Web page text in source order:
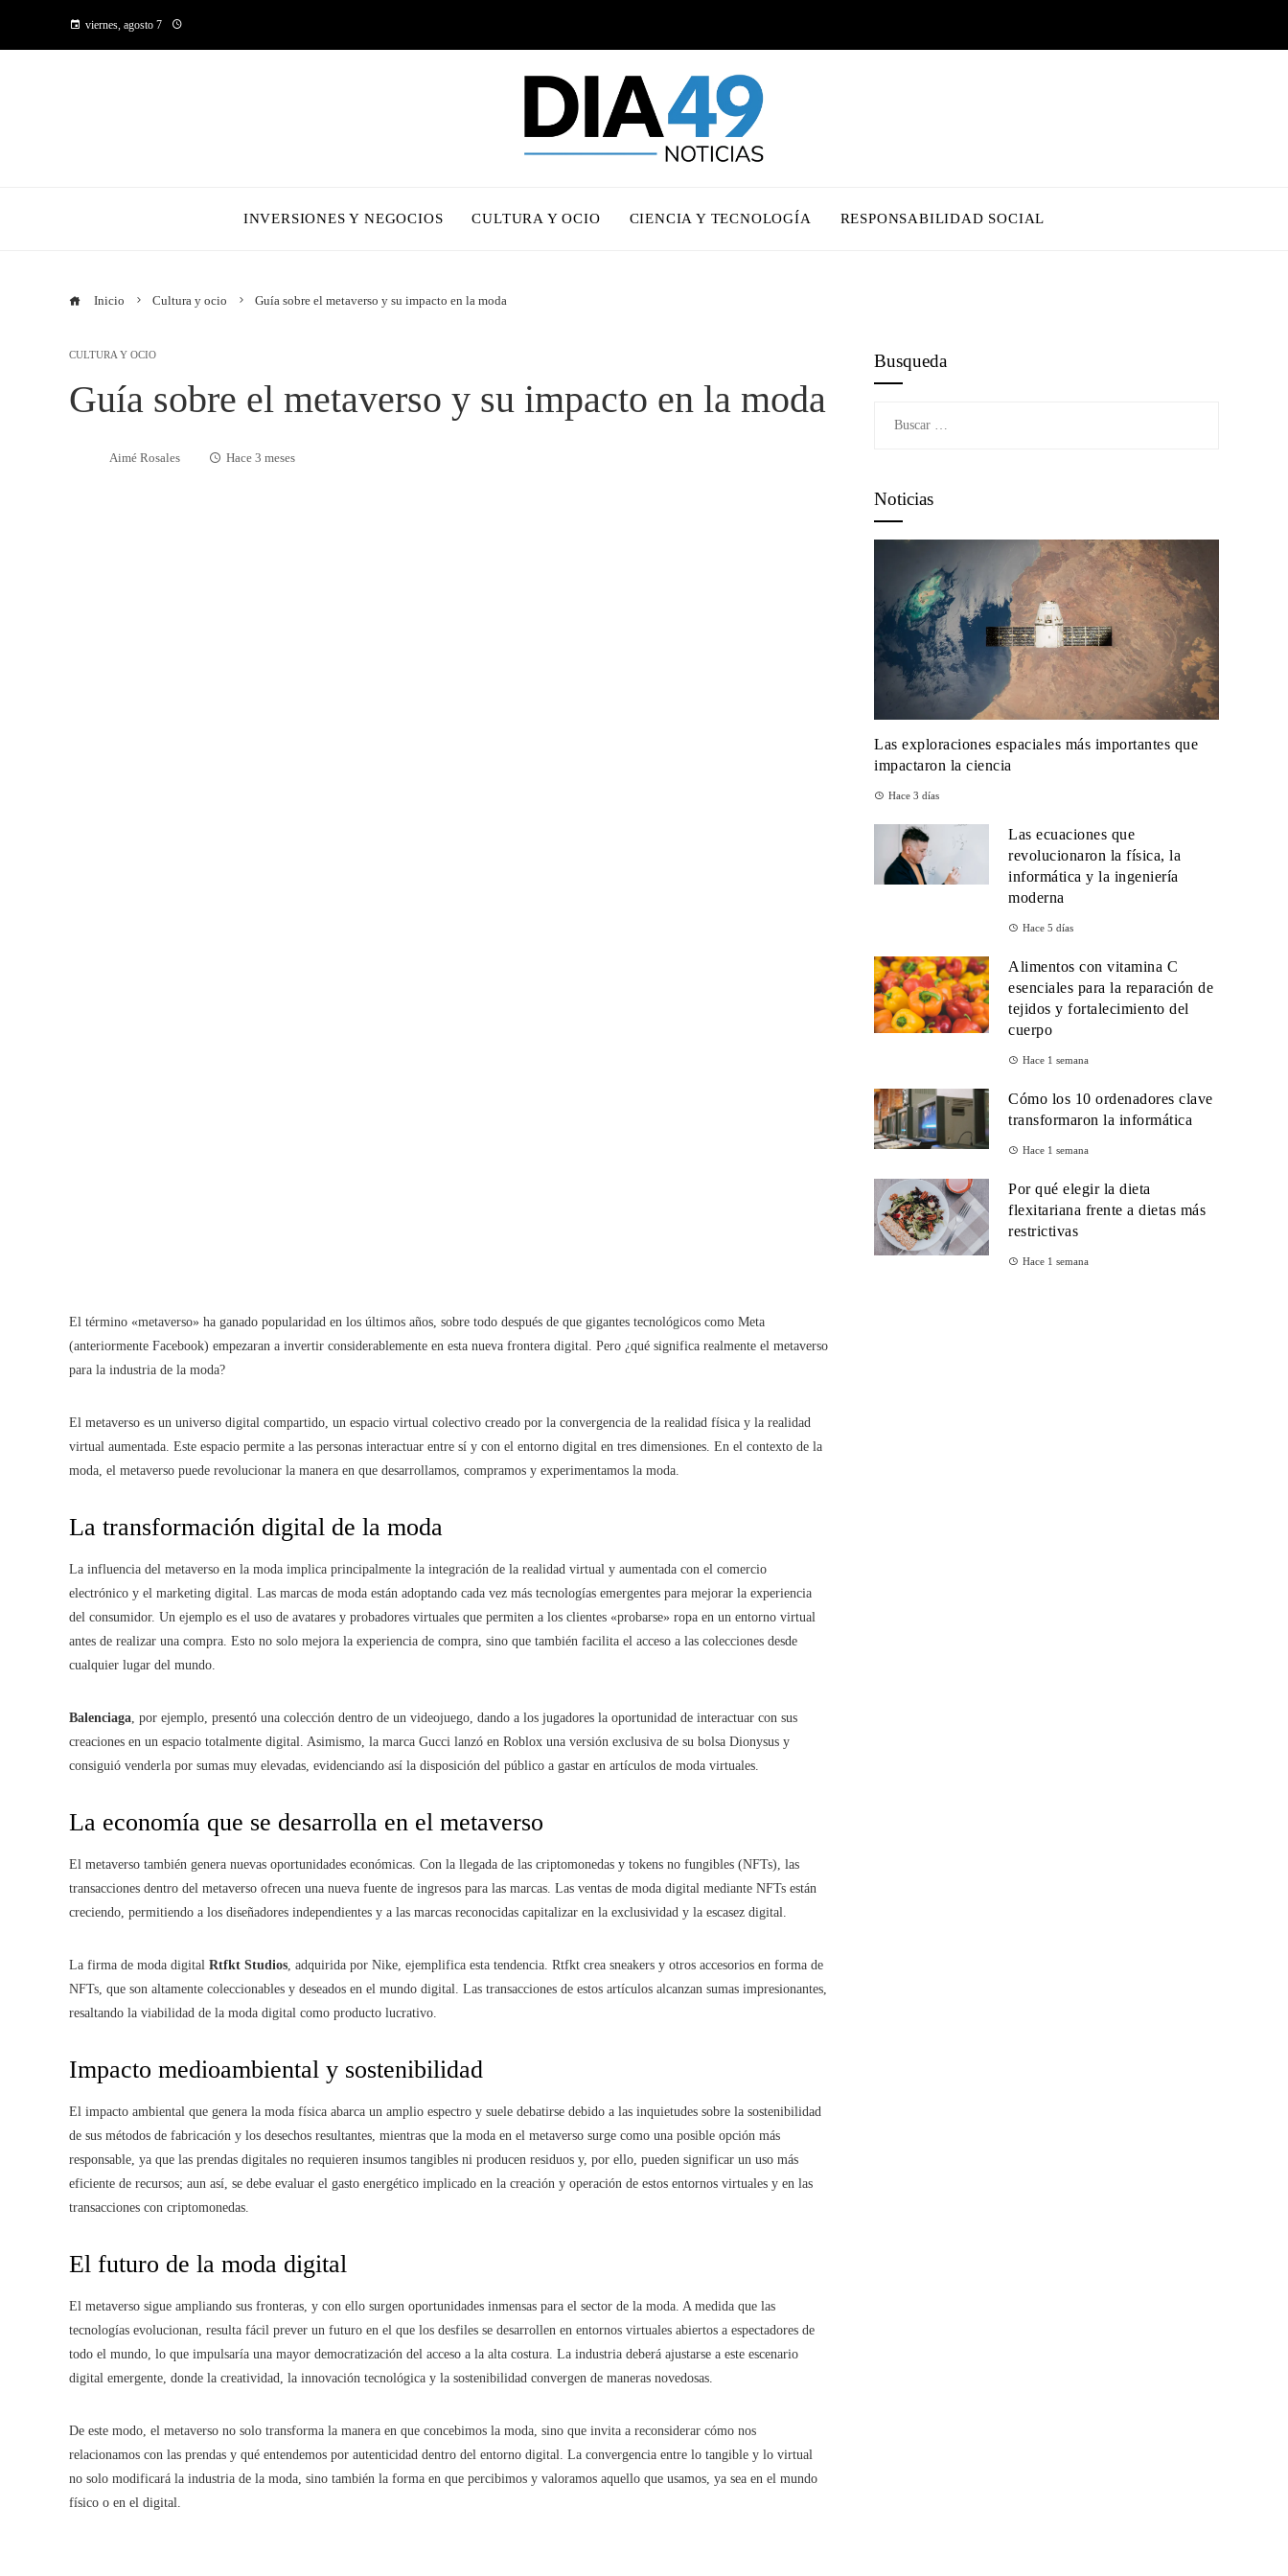
viernes, agosto 7
INVERSIONES Y NEGOCIOS CULTURA Y OCIO CIENCIA Y TECNOLOGÍA RESPONSABILIDAD SOCIAL
Inicio Cultura y ocio Guía sobre el metaverso y su impacto en la moda
CULTURA Y OCIO
Guía sobre el metaverso y su impacto en la moda
Aimé Rosales Hace 3 meses
El término «metaverso» ha ganado popularidad en los últimos años, sobre todo después de que gigantes tecnológicos como Meta
(anteriormente Facebook) empezaran a invertir considerablemente en esta nueva frontera digital. Pero ¿qué significa realmente el metaverso
para la industria de la moda?
El metaverso es un universo digital compartido, un espacio virtual colectivo creado por la convergencia de la realidad física y la realidad
virtual aumentada. Este espacio permite a las personas interactuar entre sí y con el entorno digital en tres dimensiones. En el contexto de la
moda, el metaverso puede revolucionar la manera en que desarrollamos, compramos y experimentamos la moda.
La transformación digital de la moda
La influencia del metaverso en la moda implica principalmente la integración de la realidad virtual y aumentada con el comercio
electrónico y el marketing digital. Las marcas de moda están adoptando cada vez más tecnologías emergentes para mejorar la experiencia
del consumidor. Un ejemplo es el uso de avatares y probadores virtuales que permiten a los clientes «probarse» ropa en un entorno virtual
antes de realizar una compra. Esto no solo mejora la experiencia de compra, sino que también facilita el acceso a las colecciones desde
cualquier lugar del mundo.
Balenciaga, por ejemplo, presentó una colección dentro de un videojuego, dando a los jugadores la oportunidad de interactuar con sus
creaciones en un espacio totalmente digital. Asimismo, la marca Gucci lanzó en Roblox una versión exclusiva de su bolsa Dionysus y
consiguió venderla por sumas muy elevadas, evidenciando así la disposición del público a gastar en artículos de moda virtuales.
La economía que se desarrolla en el metaverso
El metaverso también genera nuevas oportunidades económicas. Con la llegada de las criptomonedas y tokens no fungibles (NFTs), las
transacciones dentro del metaverso ofrecen una nueva fuente de ingresos para las marcas. Las ventas de moda digital mediante NFTs están
creciendo, permitiendo a los diseñadores independientes y a las marcas reconocidas capitalizar en la exclusividad y la escasez digital.
La firma de moda digital Rtfkt Studios, adquirida por Nike, ejemplifica esta tendencia. Rtfkt crea sneakers y otros accesorios en forma de
NFTs, que son altamente coleccionables y deseados en el mundo digital. Las transacciones de estos artículos alcanzan sumas impresionantes,
resaltando la viabilidad de la moda digital como producto lucrativo.
Impacto medioambiental y sostenibilidad
El impacto ambiental que genera la moda física abarca un amplio espectro y suele debatirse debido a las inquietudes sobre la sostenibilidad
de sus métodos de fabricación y los desechos resultantes, mientras que la moda en el metaverso surge como una posible opción más
responsable, ya que las prendas digitales no requieren insumos tangibles ni producen residuos y, por ello, pueden significar un uso más
eficiente de recursos; aun así, se debe evaluar el gasto energético implicado en la creación y operación de estos entornos virtuales y en las
transacciones con criptomonedas.
El futuro de la moda digital
El metaverso sigue ampliando sus fronteras, y con ello surgen oportunidades inmensas para el sector de la moda. A medida que las
tecnologías evolucionan, resulta fácil prever un futuro en el que los desfiles se desarrollen en entornos virtuales abiertos a espectadores de
todo el mundo, lo que impulsaría una mayor democratización del acceso a la alta costura. La industria deberá ajustarse a este escenario
digital emergente, donde la creatividad, la innovación tecnológica y la sostenibilidad convergen de maneras novedosas.
De este modo, el metaverso no solo transforma la manera en que concebimos la moda, sino que invita a reconsiderar cómo nos
relacionamos con las prendas y qué entendemos por autenticidad dentro del entorno digital. La convergencia entre lo tangible y lo virtual
no solo modificará la industria de la moda, sino también la forma en que percibimos y valoramos aquello que usamos, ya sea en el mundo
físico o en el digital.
Busqueda
Noticias
Las exploraciones espaciales más importantes que
impactaron la ciencia
Hace 3 días
Las ecuaciones que
revolucionaron la física, la
informática y la ingeniería
moderna
Hace 5 días
Alimentos con vitamina C
esenciales para la reparación de
tejidos y fortalecimiento del
cuerpo
Hace 1 semana
Cómo los 10 ordenadores clave
transformaron la informática
Hace 1 semana
Por qué elegir la dieta
flexitariana frente a dietas más
restrictivas
Hace 1 semana